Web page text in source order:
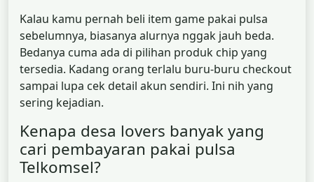
Kalau kamu pernah beli item game pakai pulsa
sebelumnya, biasanya alurnya nggak jauh beda.
Bedanya cuma ada di pilihan produk chip yang
tersedia. Kadang orang terlalu buru-buru checkout
sampai lupa cek detail akun sendiri. Ini nih yang
sering kejadian.
Kenapa desa lovers banyak yang
cari pembayaran pakai pulsa
Telkomsel?